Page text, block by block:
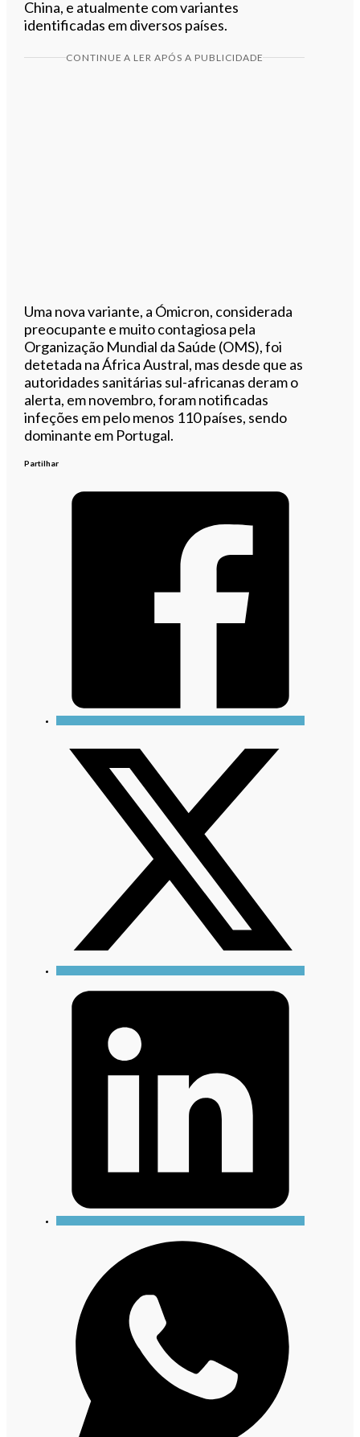
China, e atualmente com variantes
identificadas em diversos países.
CONTINUE A LER APÓS A PUBLICIDADE
Uma nova variante, a Ómicron, considerada
preocupante e muito contagiosa pela
Organização Mundial da Saúde (OMS), foi
detetada na África Austral, mas desde que as
autoridades sanitárias sul-africanas deram o
alerta, em novembro, foram notificadas
infeções em pelo menos 110 países, sendo
dominante em Portugal.
Partilhar